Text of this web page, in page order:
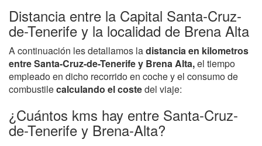
Distancia entre la Capital Santa-Cruz-
de-Tenerife y la localidad de Brena Alta
A continuación les detallamos ladistancia en kilometros
entre Santa-Cruz-de-Tenerife y Brena Alta,el tiempo
empleado en dicho recorrido en coche y el consumo de
combustilecalculando el costedel viaje:
¿Cuántos kms hay entre Santa-Cruz-
de-Tenerife y Brena-Alta?